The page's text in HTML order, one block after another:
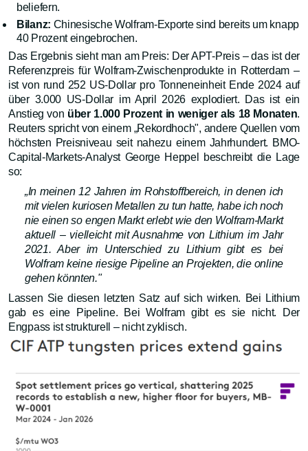
beliefern.
Bilanz: Chinesische Wolfram-Exporte sind bereits um knapp
40 Prozent eingebrochen.
Das Ergebnis sieht man am Preis: Der APT-Preis – das ist der
Referenzpreis für Wolfram-Zwischenprodukte in Rotterdam –
ist von rund 252 US-Dollar pro Tonneneinheit Ende 2024 auf
über 3.000 US-Dollar im April 2026 explodiert. Das ist ein
Anstieg von über 1.000 Prozent in weniger als 18 Monaten.
Reuters spricht von einem „Rekordhoch", andere Quellen vom
höchsten Preisniveau seit nahezu einem Jahrhundert. BMO-
Capital-Markets-Analyst George Heppel beschreibt die Lage
so:
„In meinen 12 Jahren im Rohstoffbereich, in denen ich
mit vielen kuriosen Metallen zu tun hatte, habe ich noch
nie einen so engen Markt erlebt wie den Wolfram-Markt
aktuell – vielleicht mit Ausnahme von Lithium im Jahr
2021. Aber im Unterschied zu Lithium gibt es bei
Wolfram keine riesige Pipeline an Projekten, die online
gehen könnten."
Lassen Sie diesen letzten Satz auf sich wirken. Bei Lithium
gab es eine Pipeline. Bei Wolfram gibt es sie nicht. Der
Engpass ist strukturell – nicht zyklisch.